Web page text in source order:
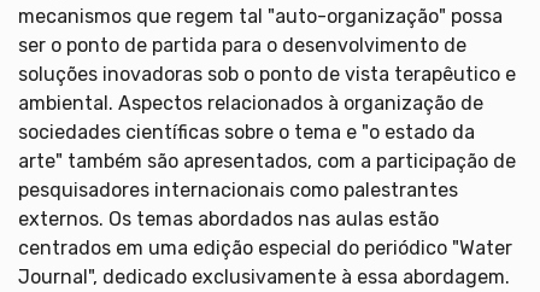
mecanismos que regem tal "auto-organização" possa
ser o ponto de partida para o desenvolvimento de
soluções inovadoras sob o ponto de vista terapêutico e
ambiental. Aspectos relacionados à organização de
sociedades científicas sobre o tema e "o estado da
arte" também são apresentados, com a participação de
pesquisadores internacionais como palestrantes
externos. Os temas abordados nas aulas estão
centrados em uma edição especial do periódico "Water
Journal", dedicado exclusivamente à essa abordagem.